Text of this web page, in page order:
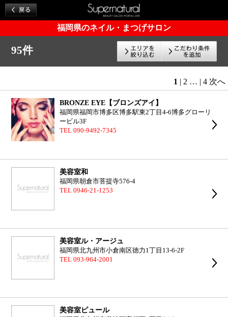
福岡県のネイル・まつげサロン
95件
1 | 2 … | 4 次へ
BRONZE EYE【ブロンズアイ】
福岡県福岡市博多区博多駅東2丁目4-6博多グローリ
ービル3F
TEL 090-9492-7345
美容室和
福岡県朝倉市菩提寺576-4
TEL 0946-21-1253
美容室ル・アージュ
福岡県北九州市小倉南区徳力1丁目13-6-2F
TEL 093-964-2001
美容室ピュール